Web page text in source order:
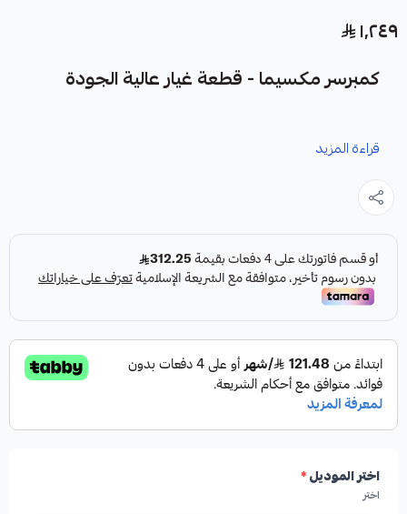
١٬٢٤٩
كمبرسر مكسيما - قطعة غيار عالية الجودة
نوفر لك كمبرسر مكسيما كقطعة غيار متينة وعالية الجودة،
مصممة خصيصاً لضمان أداء تبريد مثالي لسيارتك.
مميزات المنتج:
✓من شركة HIGHROAD AUTO PARTS
✓صناعة أمريكية
✓ جودة عالية
قراءة المزيد
اختر الموديل*
اختر